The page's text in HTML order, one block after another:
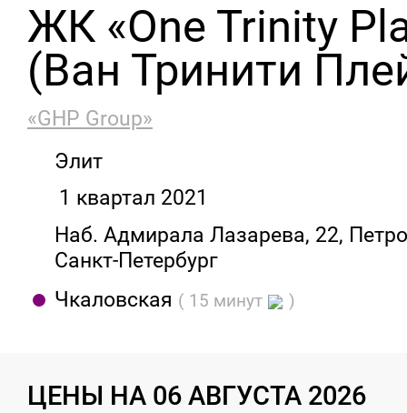
ЖК «One Trinity
(Ван Тринити
«GHP Group»
Элит
1 квартал 2021
Наб. Адмирала Лазарева, 22,
Санкт-Петербург
Чкаловская ( 15 минут )
ЦЕНЫ НА 06 АВГУСТА 2026